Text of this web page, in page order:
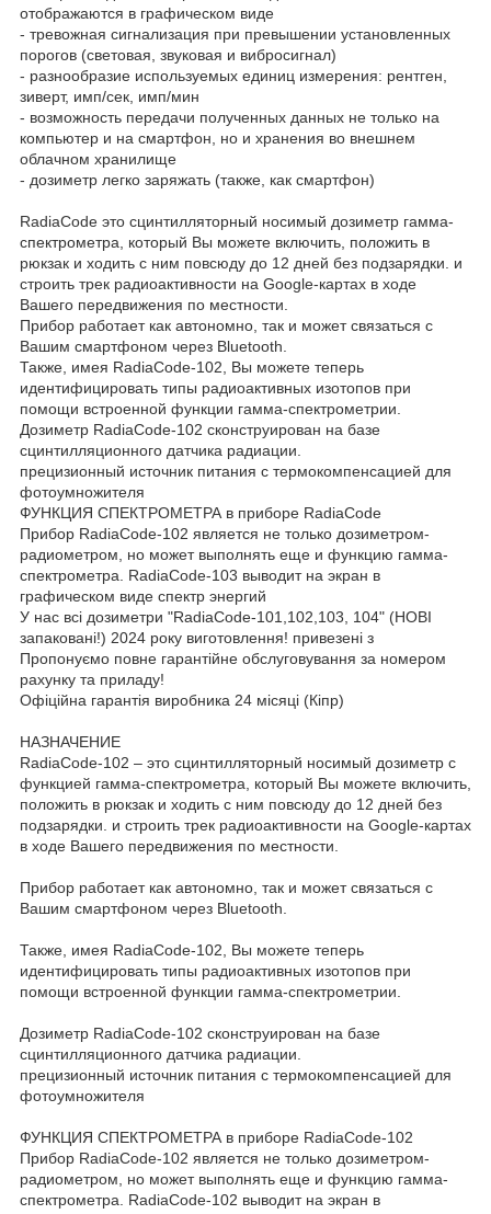
отображаются в графическом виде
- тревожная сигнализация при превышении установленных
порогов (световая, звуковая и вибросигнал)
- разнообразие используемых единиц измерения: рентген,
зиверт, имп/сек, имп/мин
- возможность передачи полученных данных не только на
компьютер и на смартфон, но и хранения во внешнем
облачном хранилище
- дозиметр легко заряжать (также, как смартфон)
RadiaCode это сцинтилляторный носимый дозиметр гамма-
спектрометра, который Вы можете включить, положить в
рюкзак и ходить с ним повсюду до 12 дней без подзарядки. и
строить трек радиоактивности на Google-картах в ходе
Вашего передвижения по местности.
Прибор работает как автономно, так и может связаться с
Вашим смартфоном через Bluetooth.
Также, имея RadiaCode-102, Вы можете теперь
идентифицировать типы радиоактивных изотопов при
помощи встроенной функции гамма-спектрометрии.
Дозиметр RadiaCode-102 сконструирован на базе
сцинтилляционного датчика радиации.
прецизионный источник питания с термокомпенсацией для
фотоумножителя
ФУНКЦИЯ СПЕКТРОМЕТРА в приборе RadiaCode
Прибор RadiaCode-102 является не только дозиметром-
радиометром, но может выполнять еще и функцию гамма-
спектрометра. RadiaCode-103 выводит на экран в
графическом виде спектр энергий
У нас всі дозиметри "RadiaCode-101,102,103, 104" (НОВІ
запаковані!) 2024 року виготовлення! привезені з
Пропонуємо повне гарантійне обслуговування за номером
рахунку та приладу!
Офіційна гарантія виробника 24 місяці (Кіпр)
НАЗНАЧЕНИЕ
RadiaCode-102 – это сцинтилляторный носимый дозиметр с
функцией гамма-спектрометра, который Вы можете включить,
положить в рюкзак и ходить с ним повсюду до 12 дней без
подзарядки. и строить трек радиоактивности на Google-картах
в ходе Вашего передвижения по местности.
Прибор работает как автономно, так и может связаться с
Вашим смартфоном через Bluetooth.
Также, имея RadiaCode-102, Вы можете теперь
идентифицировать типы радиоактивных изотопов при
помощи встроенной функции гамма-спектрометрии.
Дозиметр RadiaCode-102 сконструирован на базе
сцинтилляционного датчика радиации.
прецизионный источник питания с термокомпенсацией для
фотоумножителя
ФУНКЦИЯ СПЕКТРОМЕТРА в приборе RadiaCode-102
Прибор RadiaCode-102 является не только дозиметром-
радиометром, но может выполнять еще и функцию гамма-
спектрометра. RadiaCode-102 выводит на экран в